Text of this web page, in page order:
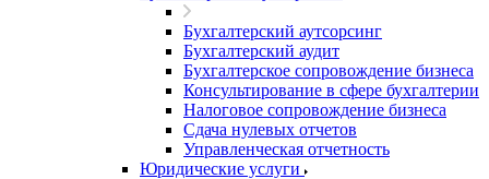
Бухгалтерский аутсорсинг
Бухгалтерский аудит
Бухгалтерское сопровождение бизнеса
Консультирование в сфере бухгалтерии
Налоговое сопровождение бизнеса
Сдача нулевых отчетов
Управленческая отчетность
Юридические услуги